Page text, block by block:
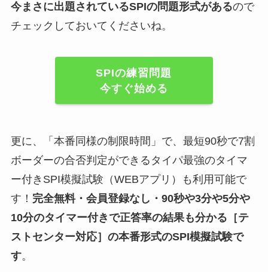
今まさに出題されているSPIの問題形式があるので
チェックしておいてくださいね。
SPIの練習問題
今すぐ始める
更に、「本番同様の制限時間」で、最短90秒で7割
ボーダーの合否判定ができるタイパ最強のタイマ
ー付きSPI模擬試験（WEBアプリ）も利用可能で
す！ 完全無料・会員登録なし・90秒や3分や5分や
10分のタイマー付きで正答率の結果も分かる ［テ
ストセンター対応］ の本番形式のSPI模擬試験で
す。